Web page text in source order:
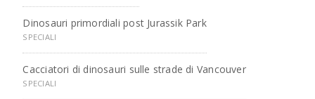
Dinosauri primordiali post Jurassik Park
SPECIALI
Cacciatori di dinosauri sulle strade di Vancouver
SPECIALI